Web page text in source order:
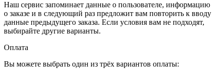
Наш сервис запоминает данные о пользователе, информацию
о заказе и в следующий раз предложит вам повторить к вводу
данные предыдущего заказа. Если условия вам не подходят,
выбирайте другие варианты.
Оплата
Вы можете выбрать один из трёх вариантов оплаты: